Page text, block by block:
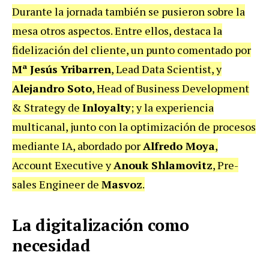
Durante la jornada también se pusieron sobre la
mesa otros aspectos. Entre ellos, destaca la
fidelización del cliente, un punto comentado por
Mª Jesús Yribarren, Lead Data Scientist, y
Alejandro Soto, Head of Business Development
& Strategy de Inloyalty; y la experiencia
multicanal, junto con la optimización de procesos
mediante IA, abordado por Alfredo Moya,
Account Executive yAnouk Shlamovitz, Pre-
sales Engineer de Masvoz.
La digitalización como
necesidad